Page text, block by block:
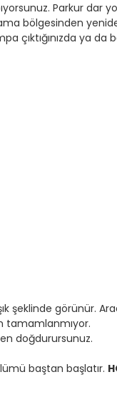
Parkur dar
bölgesinden
ya da
şeklinde görünür.
tamamlanmıyor.
doğdurursunuz.
baştan başlatır.